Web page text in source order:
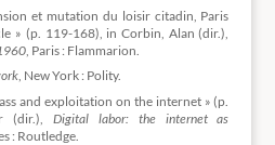
et mutation du loisir citadin, Paris
» (p. 119-168), in Corbin, Alan (dir.),
, Paris : Flammarion.
, New York : Polity.
and exploitation on the internet » (p.
(dir.), Digital labor: the internet as
: Routledge.